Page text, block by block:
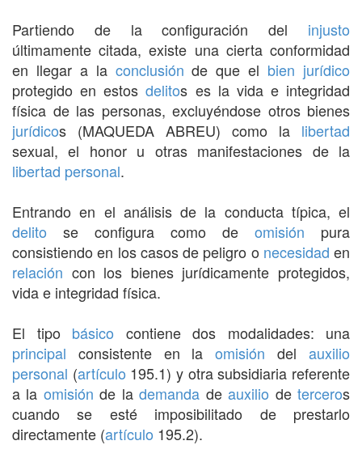
Partiendo de la configuración del injusto
últimamente citada, existe una cierta conformidad
en llegar a la conclusión de que el bien jurídico
protegido en estosdelitos es la vida e integridad
física de las personas, excluyéndose otros bienes
jurídicos (MAQUEDA ABREU) como la libertad
sexual, el honor u otras manifestaciones de la
libertad personal.
Entrando en el análisis de la conducta típica, el
delito se configura como de omisión pura
consistiendo en los casos de peligro o necesidad en
relación con los bienes jurídicamente protegidos,
vida e integridad física.
El tipo básico contiene dos modalidades: una
principal consistente en laomisión delauxilio
personal (artículo 195.1) y otra subsidiaria referente
a la omisión de lademanda deauxilio deterceros
cuando se esté imposibilitado de prestarlo
directamente (artículo 195.2).